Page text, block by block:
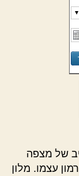
של מצפה
עצמו. מלון